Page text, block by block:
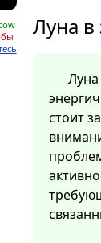
Луна в
Луна
стоит